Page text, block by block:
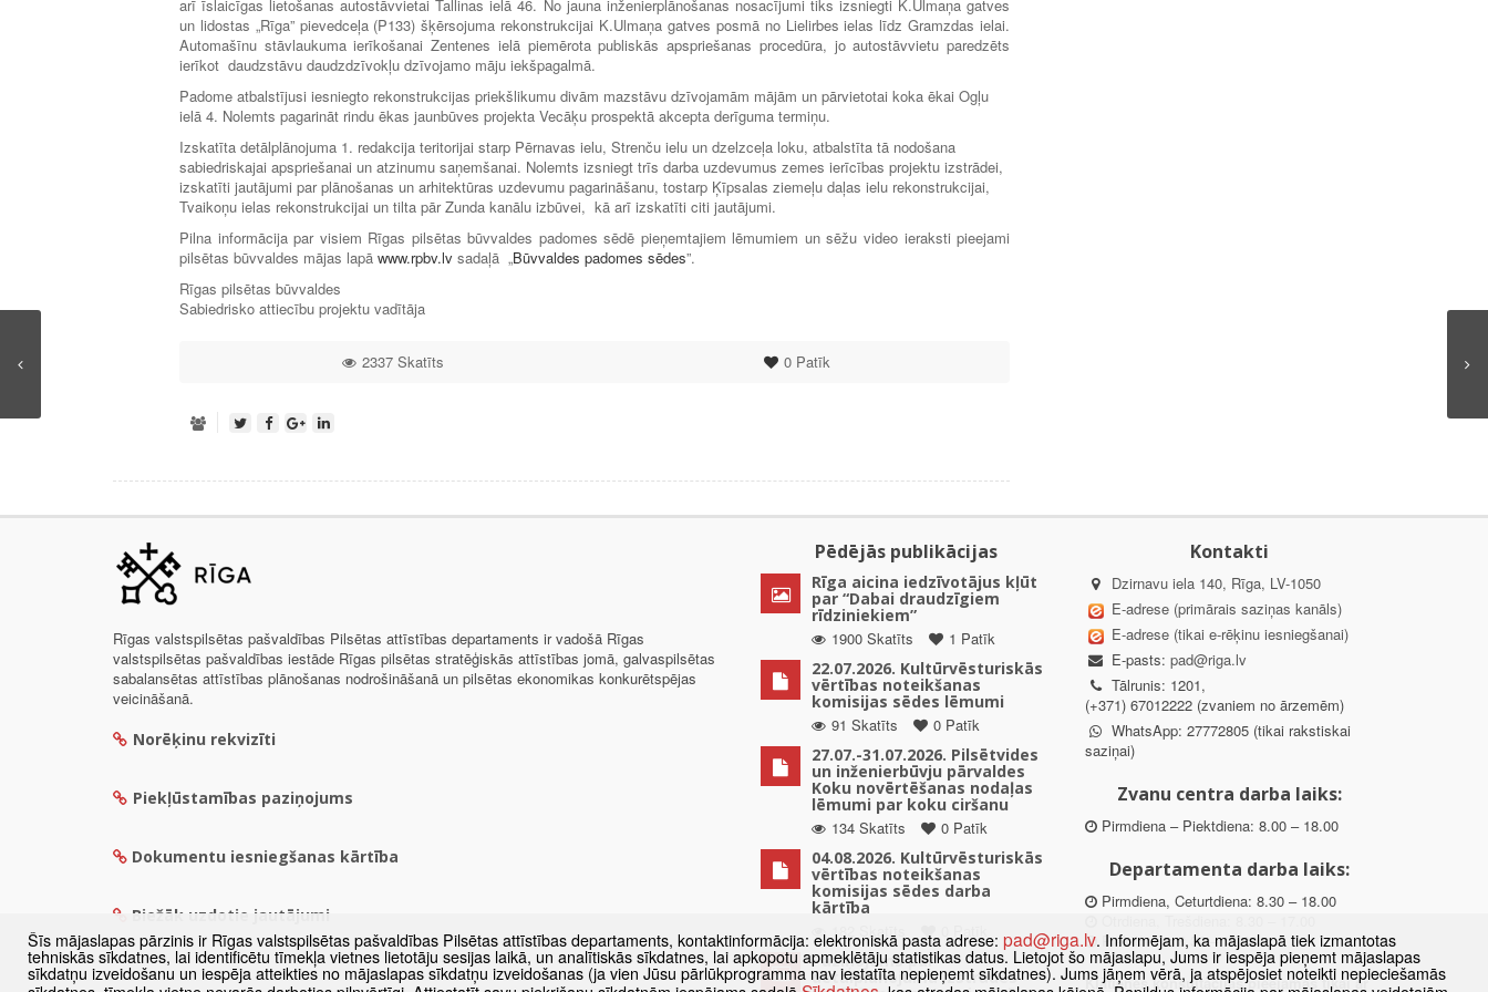
arī īslaicīgas lietošanas autostāvvietai Tallinas ielā 46. No jauna inženierplānošanas nosacījumi tiks izsniegti K.Ulmaņa gatves
un lidostas „Rīga” pievedceļa (P133) šķērsojuma rekonstrukcijai K.Ulmaņa gatves posmā no Lielirbes ielas līdz Gramzdas ielai.
Automašīnu stāvlaukuma ierīkošanai Zentenes ielā piemērota publiskās apspriešanas procedūra, jo autostāvvietu paredzēts
ierīkot daudzstāvu daudzdzīvokļu dzīvojamo māju iekšpagalmā.
Padome atbalstījusi iesniegto rekonstrukcijas priekšlikumu divām mazstāvu dzīvojamām mājām un pārvietotai koka ēkai Ogļu
ielā 4. Nolemts pagarināt rindu ēkas jaunbūves projekta Vecāķu prospektā akcepta derīguma termiņu.
Izskatīta detālplānojuma 1. redakcija teritorijai starp Pērnavas ielu, Strenču ielu un dzelzceļa loku, atbalstīta tā nodošana
sabiedriskajai apspriešanai un atzinumu saņemšanai. Nolemts izsniegt trīs darba uzdevumus zemes ierīcības projektu izstrādei,
izskatīti jautājumi par plānošanas un arhitektūras uzdevumu pagarināšanu, tostarp Ķīpsalas ziemeļu daļas ielu rekonstrukcijai,
Tvaikoņu ielas rekonstrukcijai un tilta pār Zunda kanālu izbūvei, kā arī izskatīti citi jautājumi.
Pilna informācija par visiem Rīgas pilsētas būvvaldes padomes sēdē pieņemtajiem lēmumiem un sēžu video ieraksti pieejami
pilsētas būvvaldes mājas lapā www.rpbv.lv sadaļā „Būvvaldes padomes sēdes”.
Rīgas pilsētas būvvaldes
Sabiedrisko attiecību projektu vadītāja
0Patīk
2337 Skatīts
Rīgas valstspilsētas pašvaldības Pilsētas attīstības departaments ir vadošā Rīgas
valstspilsētas pašvaldības iestāde Rīgas pilsētas stratēģiskās attīstības jomā, galvaspilsētas
sabalansētas attīstības plānošanas nodrošināšanā un pilsētas ekonomikas konkurētspējas
veicināšanā.
Norēķinu rekvizīti
Piekļūstamības paziņojums
Dokumentu iesniegšanas kārtība
Biežāk uzdotie jautājumi
Pēdējās publikācijas
Rīga aicina iedzīvotājus kļūt
par “Dabai draudzīgiem
rīdziniekiem”
1900 Skatīts
1 Patīk
22.07.2026. Kultūrvēsturiskās
vērtības noteikšanas
komisijas sēdes lēmumi
91 Skatīts
0 Patīk
27.07.-31.07.2026. Pilsētvides
un inženierbūvju pārvaldes
Koku novērtēšanas nodaļas
lēmumi par koku ciršanu
134 Skatīts
0 Patīk
04.08.2026. Kultūrvēsturiskās
vērtības noteikšanas
komisijas sēdes darba
kārtība
182 Skatīts
0 Patīk
Paziņojums par
detālplānojuma izstrādes
Kontakti
Dzirnavu iela 140, Rīga, LV-1050
E-adrese (primārais saziņas kanāls)
E-adrese (tikai e-rēķinu iesniegšanai)
E-pasts: pad@riga.lv
Tālrunis: 1201,
(+371) 67012222 (zvaniem no ārzemēm)
WhatsApp: 27772805 (tikai rakstiskai
saziņai)
Zvanu centra darba laiks:
Pirmdiena – Piektdiena: 8.00 – 18.00
Departamenta darba laiks:
Pirmdiena, Ceturtdiena: 8.30 – 18.00
Piektdiena: 8.30 – 15.00
Klātienes konsultācijas pieejamas tikai ar
Šīs mājaslapas pārzinis ir Rīgas valstspilsētas pašvaldības Pilsētas attīstības departaments, kontaktinformācija: elektroniskā pasta adrese: pad@riga.lv. Informējam, ka mājaslapā tiek izmantotas
tehniskās sīkdatnes, lai identificētu tīmekļa vietnes lietotāju sesijas laikā, un analītiskās sīkdatnes, lai apkopotu apmeklētāju statistikas datus. Lietojot šo mājaslapu, Jums ir iespēja pieņemt mājaslapas
sīkdatņu izveidošanu un iespēja atteikties no mājaslapas sīkdatņu izveidošanas (ja vien Jūsu pārlūkprogramma nav iestatīta nepieņemt sīkdatnes). Jums jāņem vērā, ja atspējosiet noteikti nepieciešamās